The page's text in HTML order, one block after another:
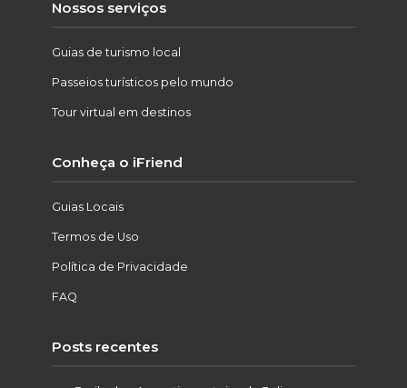
Nossos serviços
Guias de turismo local
Passeios turísticos pelo mundo
Tour virtual em destinos
Conheça o iFriend
Guias Locais
Termos de Uso
Política de Privacidade
FAQ
Posts recentes